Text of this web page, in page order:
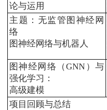
论与运用
主题：无监管图神经网
络
图神经网络与机器人
图神经网络（GNN ）与
强化学习：
高级建模
项目回顾与总结